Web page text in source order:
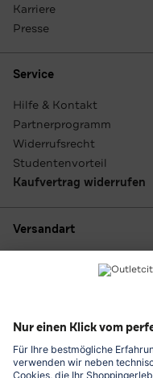
Karriere
Presse
Service
Hilfe & Kontakt
Partnerprogramm
Widerrufsrecht
Studentenvorteil
Kaufvertrag widerrufen
Versandart